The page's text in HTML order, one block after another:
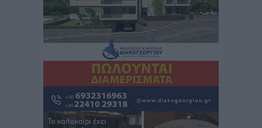
Ιδρυμα Ωνάση: Το όραμα πίσω από τα δύο νέα
πριν 2 ώρες
Μιχάλης Χουρδάκης: «Η χώρα χρειάζεται μια
αξιόπιστη εναλλακτική κυβερνητική πρόταση»
Συνεντεύξεις• πριν 2 ώρες